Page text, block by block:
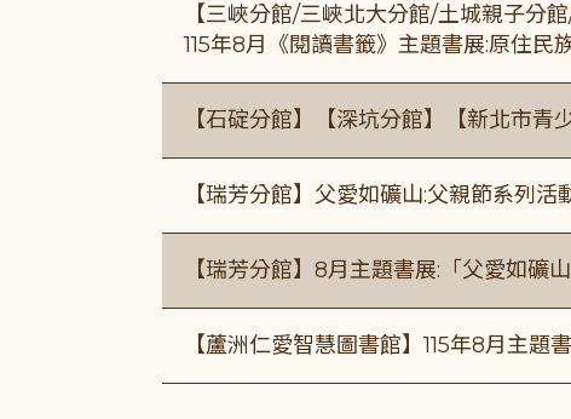
【三峽分館/三峽北大分館/土城親子分
115年8月《閱讀書籤》主題書展:原住民
【石碇分館】【深坑分館】【新北市
【瑞芳分館】父愛如礦山:父親節系列活
【瑞芳分館】8月主題書展:「父愛如礦
【蘆洲仁愛智慧圖書館】115年8月主題